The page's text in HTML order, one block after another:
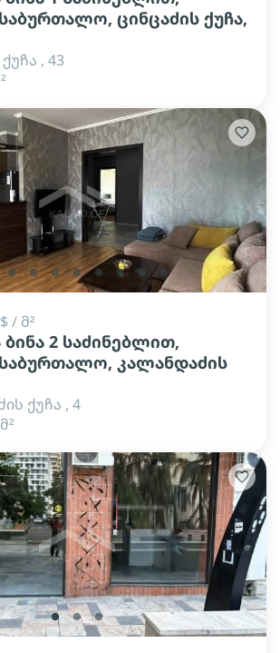
ცინცაძის ქუჩა,
, 43
lens lens lens lens lens lens lens
/ მ²
2 საძინებლით,
კალანდაძის
ქუჩა , 4
lens lens lens